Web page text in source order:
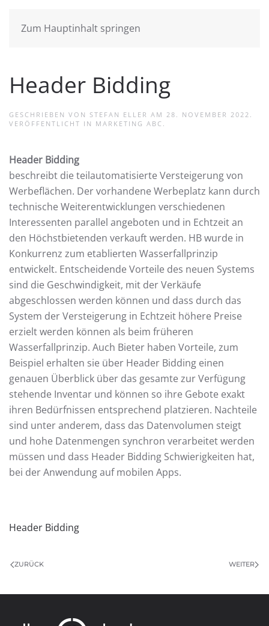
Zum Hauptinhalt springen
Header Bidding
GESCHRIEBEN VON STEFAN ELLER AM 28. NOVEMBER 2022 .
VERÖFFENTLICHT IN MARKETING ABC .
Header Bidding
beschreibt die teilautomatisierte Versteigerung von
Werbeflächen. Der vorhandene Werbeplatz kann durch
technische Weiterentwicklungen verschiedenen
Interessenten parallel angeboten und in Echtzeit an
den Höchstbietenden verkauft werden. HB wurde in
Konkurrenz zum etablierten Wasserfallprinzip
entwickelt. Entscheidende Vorteile des neuen Systems
sind die Geschwindigkeit, mit der Verkäufe
abgeschlossen werden können und dass durch das
System der Versteigerung in Echtzeit höhere Preise
erzielt werden können als beim früheren
Wasserfallprinzip. Auch Bieter haben Vorteile, zum
Beispiel erhalten sie über Header Bidding einen
genauen Überblick über das gesamte zur Verfügung
stehende Inventar und können so ihre Gebote exakt
ihren Bedürfnissen entsprechend platzieren. Nachteile
sind unter anderem, dass das Datenvolumen steigt
und hohe Datenmengen synchron verarbeitet werden
müssen und dass Header Bidding Schwierigkeiten hat,
bei der Anwendung auf mobilen Apps.
Header Bidding
ZURÜCK WEITER